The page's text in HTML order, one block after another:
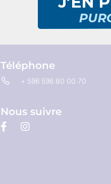
Téléphone
+ 596 596 80 00 70
Nous suivre